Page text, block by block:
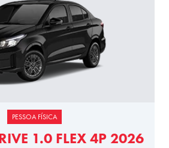
PESSOA FÍSICA
1.0 FLEX 4P 2026